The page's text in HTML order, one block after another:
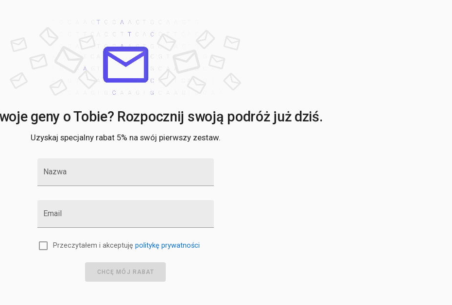
geny o Tobie? Rozpocznij swoją podróż już dziś.
Uzyskaj specjalny rabat 5% na swój pierwszy zestaw.
Nazwa
Email
Przeczytałem i akceptuję politykę prywatności
CHCĘ MÓJ RABAT